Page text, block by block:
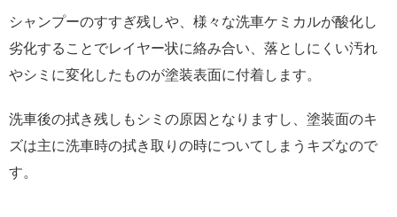
シャンプーのすすぎ残しや、様々な洗車ケミカルが酸化し
劣化することでレイヤー状に絡み合い、落としにくい汚れ
やシミに変化したものが塗装表面に付着します。
洗車後の拭き残しもシミの原因となりますし、塗装面のキ
ズは主に洗車時の拭き取りの時についてしまうキズなので
す。